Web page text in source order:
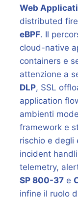
Web
distributed
eBPF. Il
cloud-native
containers e
attenzione a
DLP, SSL
application
ambienti
framework e
rischio e degli
incident
telemetry,
SP 800-37 e
infine il ruolo